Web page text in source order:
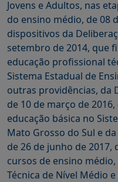
Jovens e Adultos, nas
do ensino médio, de 08
dispositivos da
setembro de 2014, que
educação profissional
Sistema Estadual de
outras providências, da
de 10 de março de
educação básica no
Mato Grosso do Sul e da
de 26 de junho de
cursos de ensino
Técnica de Nível Médio